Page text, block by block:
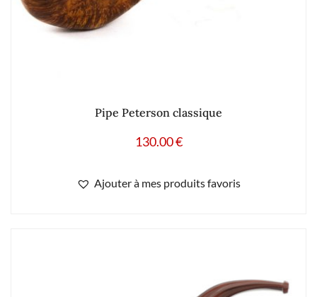
Pipe Peterson classique
130.00€
Ajouter à mes produits favoris